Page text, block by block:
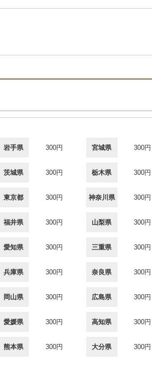
岩手県 300円 宮城県 300円
茨城県 300円 栃木県 300円
東京都 300円 神奈川県 300円
福井県 300円 山梨県 300円
愛知県 300円 三重県 300円
兵庫県 300円 奈良県 300円
岡山県 300円 広島県 300円
愛媛県 300円 高知県 300円
熊本県 300円 大分県 300円